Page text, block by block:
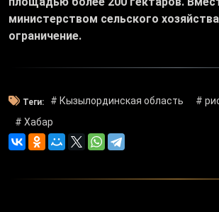
министерством сельского
ограничение.
Теги: # Кызылординская область
#
# Хабар